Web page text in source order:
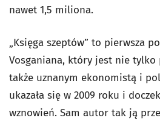
nawet 1,5 miliona.
„Księga szeptów” to pierwsza
Vosganiana, który jest nie
także uznanym ekonomistą i
ukazała się w 2009 roku i
wznowień. Sam autor tak ją